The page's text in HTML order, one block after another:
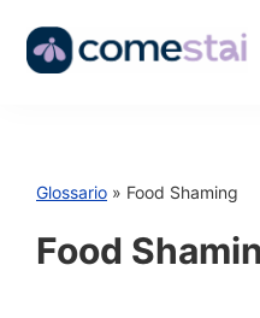
Glossario » Food Shaming
Food